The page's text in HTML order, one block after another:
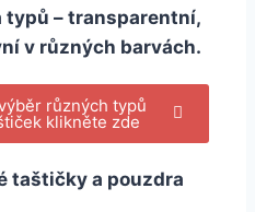
typů – transparentní,
v různých barvách.
různých typů
klikněte zde
taštičky a pouzdra